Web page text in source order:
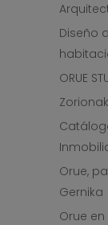
Diseño
ORUE
Orue,
Gernika
Orue